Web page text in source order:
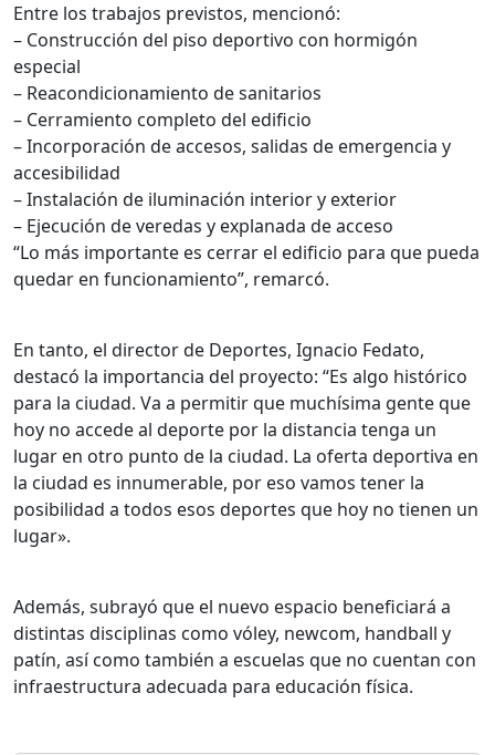
Entre los trabajos previstos, mencionó:
– Construcción del piso deportivo con hormigón
especial
– Reacondicionamiento de sanitarios
– Cerramiento completo del edificio
– Incorporación de accesos, salidas de emergencia y
accesibilidad
– Instalación de iluminación interior y exterior
– Ejecución de veredas y explanada de acceso
“Lo más importante es cerrar el edificio para que pueda
quedar en funcionamiento”, remarcó.
En tanto, el director de Deportes, Ignacio Fedato,
destacó la importancia del proyecto: “Es algo histórico
para la ciudad. Va a permitir que muchísima gente que
hoy no accede al deporte por la distancia tenga un
lugar en otro punto de la ciudad. La oferta deportiva en
la ciudad es innumerable, por eso vamos tener la
posibilidad a todos esos deportes que hoy no tienen un
lugar».
Además, subrayó que el nuevo espacio beneficiará a
distintas disciplinas como vóley, newcom, handball y
patín, así como también a escuelas que no cuentan con
infraestructura adecuada para educación física.